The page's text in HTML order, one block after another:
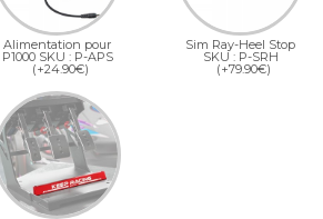
Alimentation pour
P1000 SKU : P-APS
(+24.90€)
Sim Ray-Heel Stop
SKU : P-SRH
(+79.90€)